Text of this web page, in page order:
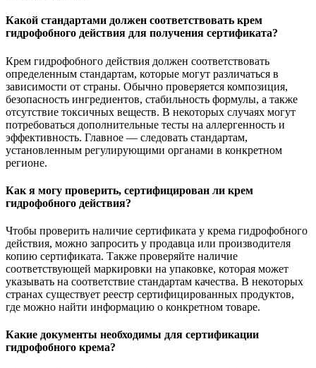
Какой стандартами должен соответствовать крем
гидрофобного действия для получения сертификата?
Крем гидрофобного действия должен соответствовать
определенным стандартам, которые могут различаться в
зависимости от страны. Обычно проверяется композиция,
безопасность ингредиентов, стабильность формулы, а также
отсутствие токсичных веществ. В некоторых случаях могут
потребоваться дополнительные тесты на аллергенность и
эффективность. Главное — следовать стандартам,
установленным регулирующими органами в конкретном
регионе.
Как я могу проверить, сертифицирован ли крем
гидрофобного действия?
Чтобы проверить наличие сертификата у крема гидрофобного
действия, можно запросить у продавца или производителя
копию сертификата. Также проверяйте наличие
соответствующей маркировки на упаковке, которая может
указывать на соответствие стандартам качества. В некоторых
странах существует реестр сертифицированных продуктов,
где можно найти информацию о конкретном товаре.
Какие документы необходимы для сертификации
гидрофобного крема?